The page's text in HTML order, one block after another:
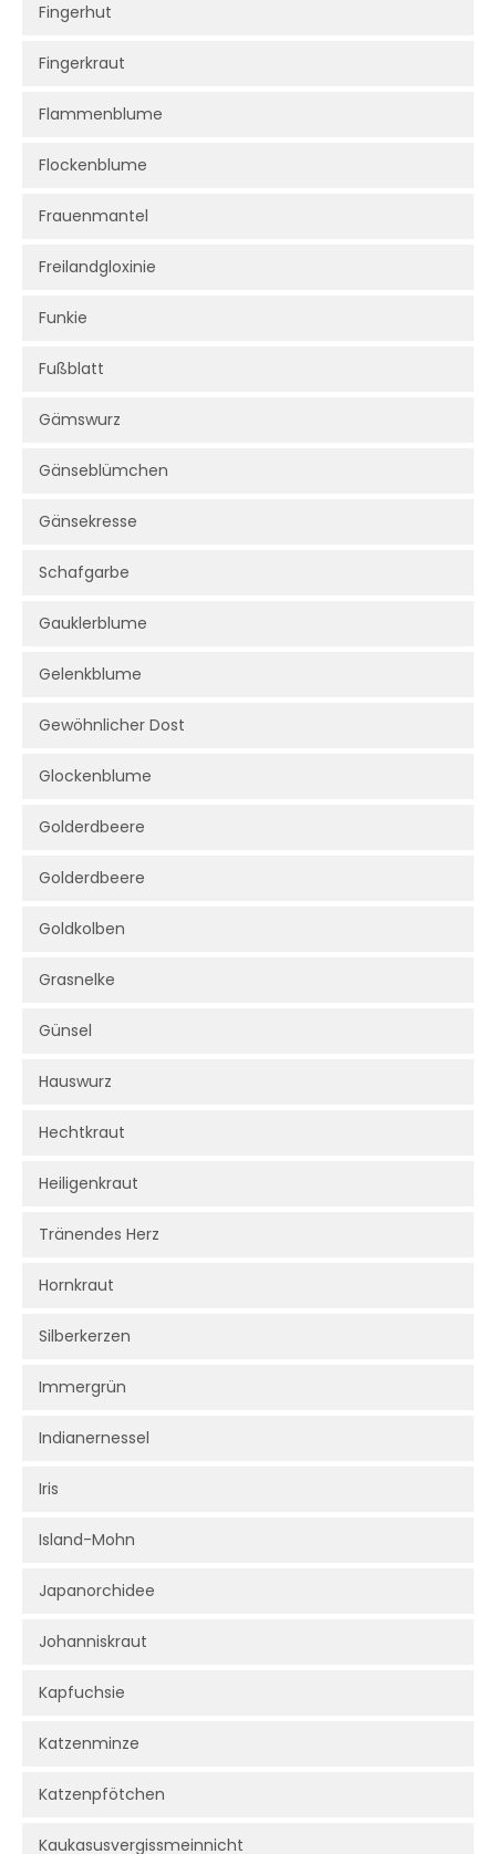
Fingerhut
Fingerkraut
Flammenblume
Flockenblume
Frauenmantel
Freilandgloxinie
Funkie
Fußblatt
Gämswurz
Gänseblümchen
Gänsekresse
Schafgarbe
Gauklerblume
Gelenkblume
Gewöhnlicher Dost
Glockenblume
Golderdbeere
Golderdbeere
Goldkolben
Grasnelke
Günsel
Hauswurz
Hechtkraut
Heiligenkraut
Tränendes Herz
Hornkraut
Silberkerzen
Immergrün
Indianernessel
Iris
Island-Mohn
Japanorchidee
Johanniskraut
Kapfuchsie
Katzenminze
Katzenpfötchen
Kaukasusvergissmeinnicht